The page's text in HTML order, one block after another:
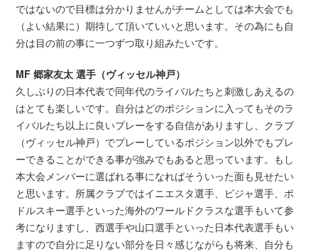
ではないので目標は分かりませんがチームとしては本大会でも
（よい結果に）期待して頂いていいと思います。その為にも自
分は目の前の事に一つずつ取り組みたいです。
MF 郷家友太 選手（ヴィッセル神戸）
久しぶりの日本代表で同年代のライバルたちと刺激しあえるの
はとても楽しいです。自分はどのポジションに入ってもそのラ
イバルたち以上に良いプレーをする自信がありますし、クラブ
（ヴィッセル神戸）でプレーしているポジション以外でもプレ
ーできることができる事が強みでもあると思っています。もし
本大会メンバーに選ばれる事になればそういった面も見せたい
と思います。所属クラブではイニエスタ選手、ビジャ選手、ポ
ドルスキー選手といった海外のワールドクラスな選手もいて参
考になりますし、西選手や山口選手といった日本代表選手もい
ますので自分に足りない部分を日々感じながらも将来、自分も